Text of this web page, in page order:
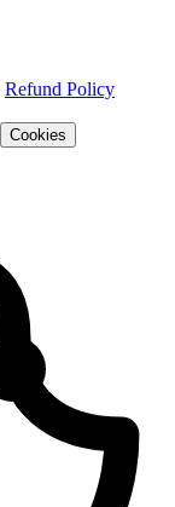
Refund Policy
Cookies